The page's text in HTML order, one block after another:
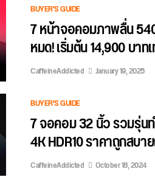
BUYER'S GUIDE
7 หน้าจอคอมภาพลื่น
หมด! เริ่มต้น 14,900 บา
CaffeineAddicted January 19, 2025
BUYER'S GUIDE
7 จอคอม 32 นิ้ว รวมรุ่น
4K HDR10 ราคาถูกสบา
CaffeineAddicted October 18, 2024